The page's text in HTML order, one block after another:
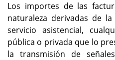
Los importes de las
naturaleza derivadas de
servicio asistencial,
pública o privada que lo
la transmisión de